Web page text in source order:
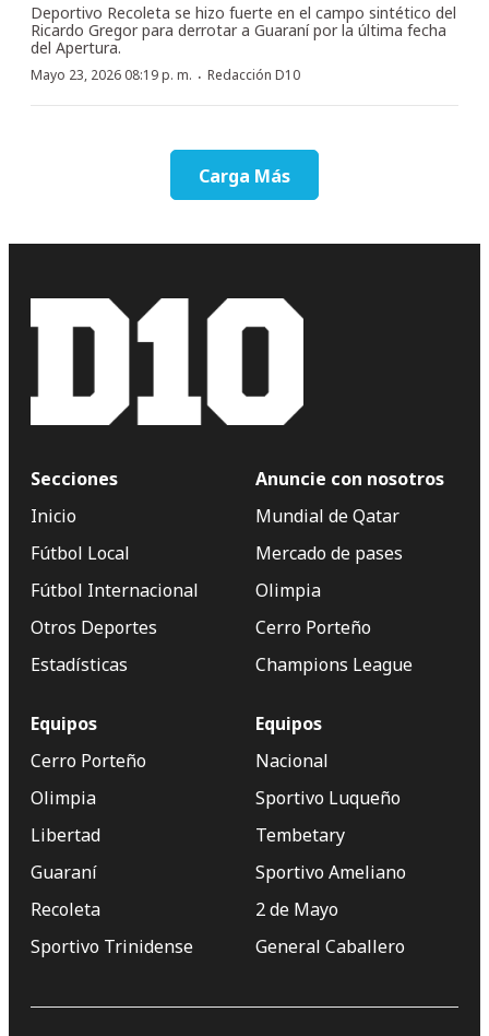
Deportivo Recoleta se hizo fuerte en el campo sintético del
Ricardo Gregor para derrotar a Guaraní por la última fecha
del Apertura.
Mayo 23, 2026 08:19 p. m. · Redacción D10
Carga Más
Secciones
Inicio
Fútbol Local
Fútbol Internacional
Otros Deportes
Estadísticas
Anuncie con nosotros
Mundial de Qatar
Mercado de pases
Olimpia
Cerro Porteño
Champions League
Equipos
Cerro Porteño
Olimpia
Libertad
Guaraní
Recoleta
Sportivo Trinidense
Equipos
Nacional
Sportivo Luqueño
Tembetary
Sportivo Ameliano
2 de Mayo
General Caballero